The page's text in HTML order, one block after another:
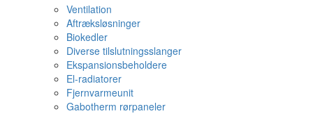
Ventilation
Aftræksløsninger
Biokedler
Diverse tilslutningsslanger
Ekspansionsbeholdere
El-radiatorer
Fjernvarmeunit
Gabotherm rørpaneler